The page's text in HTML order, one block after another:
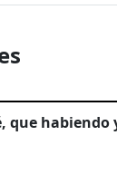
que